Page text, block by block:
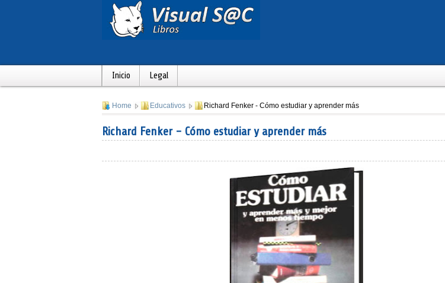
Inicio Legal
Home Educativos Richard Fenker ­- Cómo estudiar­ y aprender más
Richard Fenker ­- Cómo estudiar­ y aprender más